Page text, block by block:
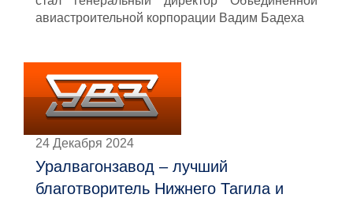
авиастроительной корпорации Вадим Бадеха
24 Декабря 2024
Уралвагонзавод – лучший
благотворитель Нижнего Тагила и